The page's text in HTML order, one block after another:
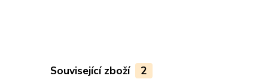
Související zboží 2